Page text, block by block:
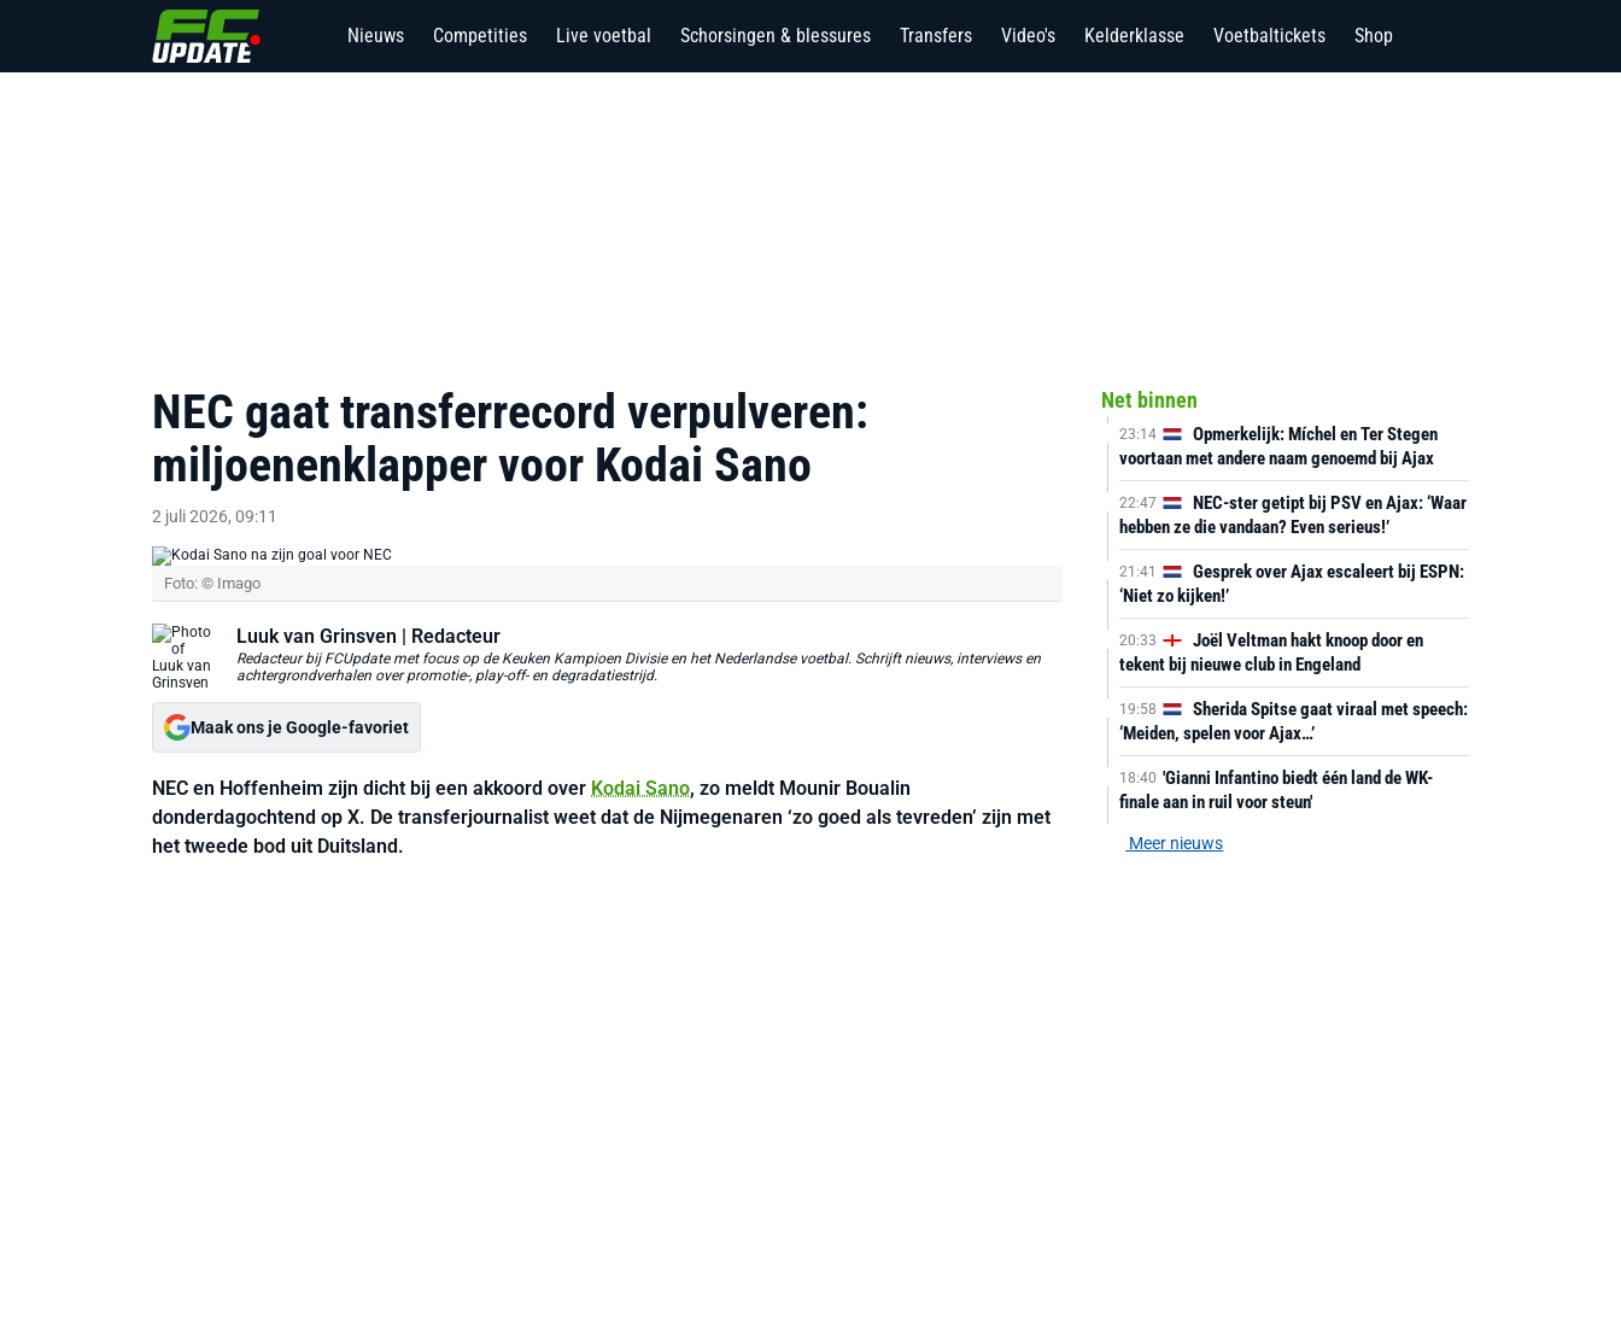
Nieuws Competities Live voetbal Schorsingen & blessures Transfers Video's Kelderklasse Voetbaltickets Shop
NEC gaat transferrecord verpulveren:
miljoenenklapper voor Kodai Sano
2 juli 2026, 09:11
Foto: © Imago
Luuk van Grinsven | Redacteur
Redacteur bij FCUpdate met focus op de Keuken Kampioen Divisie en het Nederlandse voetbal. Schrijft nieuws, interviews en
achtergrondverhalen over promotie-, play-off- en degradatiestrijd.
Maak ons je Google-favoriet
NEC en Hoffenheim zijn dicht bij een akkoord over Kodai Sano, zo meldt Mounir Boualin
donderdagochtend op X. De transferjournalist weet dat de Nijmegenaren ‘zo goed als tevreden’ zijn met
het tweede bod uit Duitsland.
Net binnen
23:14
Opmerkelijk: Míchel en Ter Stegen
voortaan met andere naam genoemd bij Ajax
22:47
NEC-ster getipt bij PSV en Ajax: ‘Waar
hebben ze die vandaan? Even serieus!’
21:41
Gesprek over Ajax escaleert bij ESPN:
‘Niet zo kijken!’
20:33
Joël Veltman hakt knoop door en
tekent bij nieuwe club in Engeland
19:58
Sherida Spitse gaat viraal met speech:
‘Meiden, spelen voor Ajax…’
18:40 'Gianni Infantino biedt één land de WK-
finale aan in ruil voor steun'
Meer nieuws